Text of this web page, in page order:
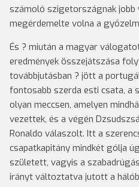
számoló szigetországnak jobb
megérdemelte volna a
És ? miután a magyar
eredmények összejátszása
továbbjutásban ? jött a
fontosabb szerda esti csata, a
olyan meccsen, amelyen
vezettek, és a végén
Ronaldo válaszolt. Itt a
csapatkapitány mindkét gólja
született, vagyis a
irányt változtatva jutott a